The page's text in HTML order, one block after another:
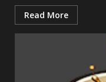
Read More